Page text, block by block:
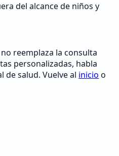
del alcance de niños y
reemplaza la consulta
personalizadas, habla
de salud. Vuelve al inicio o